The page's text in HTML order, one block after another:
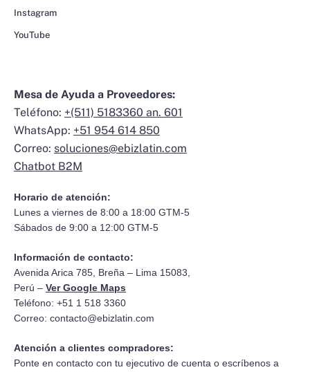
Instagram
YouTube
Mesa de Ayuda a Proveedores:
Teléfono: +(511) 5183360 an. 601
WhatsApp: +51 954 614 850
Correo: soluciones@ebizlatin.com
Chatbot B2M
Horario de atención:
Lunes a viernes de 8:00 a 18:00 GTM-5
Sábados de 9:00 a 12:00 GTM-5
Información de contacto:
Avenida Arica 785, Breña – Lima 15083,
Perú – Ver Google Maps
Teléfono: +51 1 518 3360
Correo: contacto@ebizlatin.com
Atención a clientes compradores:
Ponte en contacto con tu ejecutivo de cuenta o escríbenos a